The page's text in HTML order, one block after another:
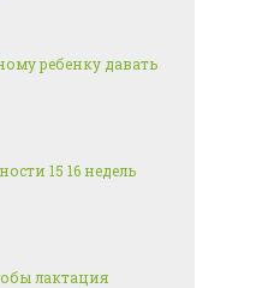
ребенку давать
15 16 недель
лактация